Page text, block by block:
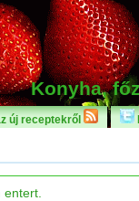
Konyha,
új receptekről